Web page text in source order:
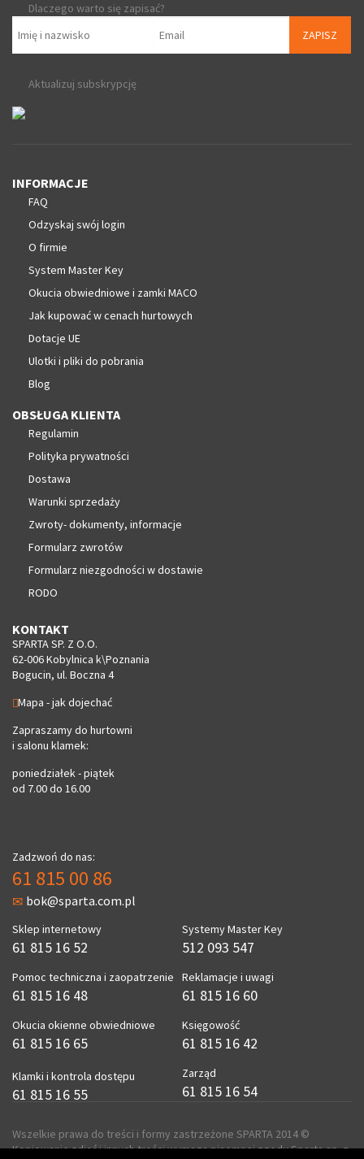
Dlaczego warto się zapisać?
ZAPISZ
Aktualizuj subskrypcję
INFORMACJE
FAQ
Odzyskaj swój login
O firmie
System Master Key
Okucia obwiedniowe i zamki MACO
Jak kupować w cenach hurtowych
Dotacje UE
Ulotki i pliki do pobrania
Blog
OBSŁUGA KLIENTA
Regulamin
Polityka prywatności
Dostawa
Warunki sprzedaży
Zwroty- dokumenty, informacje
Formularz zwrotów
Formularz niezgodności w dostawie
RODO
KONTAKT
SPARTA SP. Z O.O.
62-006 Kobylnica k\Poznania
Bogucin, ul. Boczna 4
Mapa - jak dojechać
Zapraszamy do hurtowni
i salonu klamek:
poniedziałek - piątek
od 7.00 do 16.00
Zadzwoń do nas:
61 815 00 86
bok@sparta.com.pl
Sklep internetowy
61 815 16 52
Pomoc techniczna i zaopatrzenie
61 815 16 48
Okucia okienne obwiedniowe
61 815 16 65
Klamki i kontrola dostępu
61 815 16 55
Systemy Master Key
512 093 547
Reklamacje i uwagi
61 815 16 60
Księgowość
61 815 16 42
Zarząd
61 815 16 54
Wszelkie prawa do treści i formy zastrzeżone SPARTA 2014 ©
Kopiowanie zdjęć i innych treści wymaga pisemnej zgody Sparta sp. z